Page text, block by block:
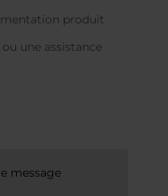
produit
une assistance